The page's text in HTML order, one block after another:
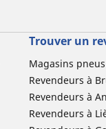
Trouver un
Magasins
Revendeurs à
Revendeurs à
Revendeurs à